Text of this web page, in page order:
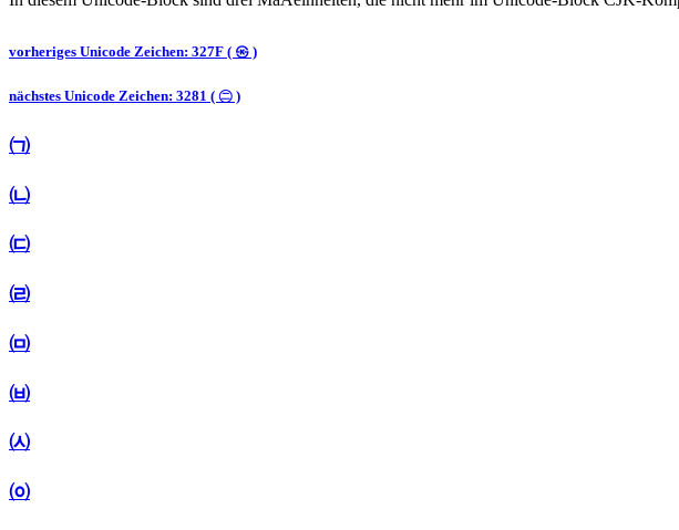
vorheriges Unicode Zeichen: 327F ( ㉿ )
nächstes Unicode Zeichen: 3281 ( ㊁ )
㈀
㈁
㈂
㈃
㈄
㈅
㈆
㈇